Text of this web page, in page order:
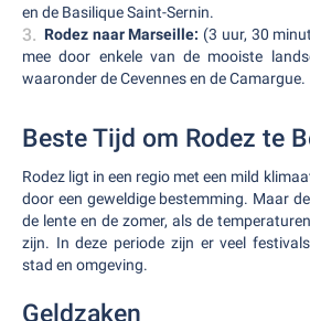
en de Basilique Saint-Sernin.
Rodez naar Marseille: (3 uur, 30
mee door enkele van de mooiste
waaronder de Cevennes en de Camargue.
Beste Tijd om Rodez te
Rodez ligt in een regio met een mild
door een geweldige bestemming. Maar
de lente en de zomer, als de
zijn. In deze periode zijn er veel
stad en omgeving.
Geldzaken